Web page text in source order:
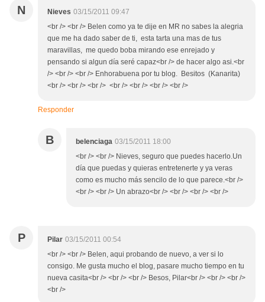
N Nieves 03/15/2011 09:47
<br /> <br /> Belen como ya te dije en MR no sabes la alegria
que me ha dado saber de ti, esta tarta una mas de tus
maravillas, me quedo boba mirando ese enrejado y
pensando si algun día seré capaz<br /> de hacer algo asi.<br
/> <br /> <br /> Enhorabuena por tu blog. Besitos (Kanarita)
<br /> <br /> <br /> <br /> <br /> <br /> <br />
Responder
B belenciaga 03/15/2011 18:00
<br /> <br /> Nieves, seguro que puedes hacerlo.Un
día que puedas y quieras entretenerte y ya veras
como es mucho más sencilo de lo que parece.<br />
<br /> <br /> Un abrazo<br /> <br /> <br /> <br />
P Pilar 03/15/2011 00:54
<br /> <br /> Belen, aqui probando de nuevo, a ver si lo
consigo. Me gusta mucho el blog, pasare mucho tiempo en tu
nueva casita<br /> <br /> <br /> Besos, Pilar<br /> <br /> <br />
<br />